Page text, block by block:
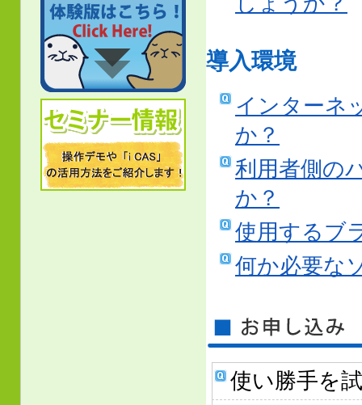
導入環境
インターネ
か？
利用者側の
か？
使用するブ
何か必要な
使い勝手を